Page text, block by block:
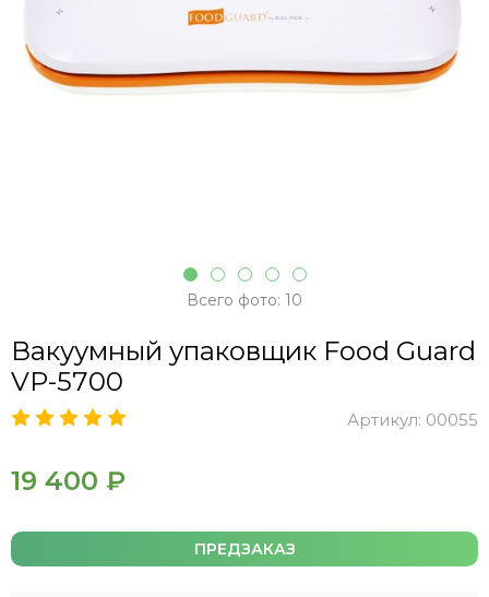
Всего фото: 10
Вакуумный упаковщик Food Guard
VP-5700
Артикул: 00055
19 400 ₽
ПРЕДЗАКАЗ